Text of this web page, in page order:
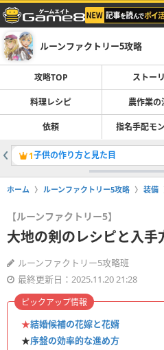
ルーンファクトリー5攻略
攻略TOP ストー
料理レシピ 農作業の
依頼 指名手配モ
1子供の作り方と見た目
ホーム ルーンファクトリー5攻略 装備
【ルーンファクトリー5】
大地の剣のレシピと入手
ルーンファクトリー5攻略班
最終更新日：2025.11.20 21:28
★結婚候補の花嫁と花婿
★序盤の効率的な進め方
ピックアップ情報